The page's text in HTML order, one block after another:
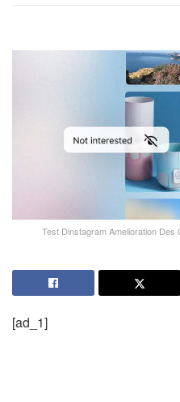
Test Dinstagram Amelioration
[ad_1]